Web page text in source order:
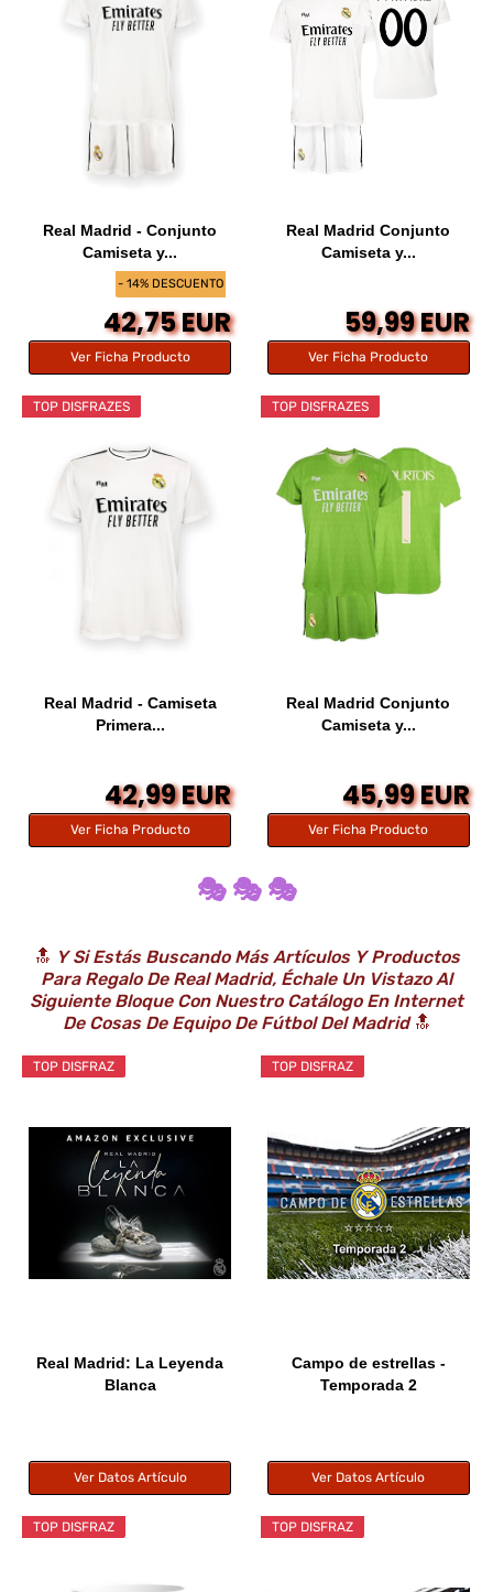
- 14% DESCUENTO
Real Madrid - Conjunto
Camiseta y...
42,75 EUR
Ver Ficha Producto
Real Madrid Conjunto
Camiseta y...
59,99 EUR
Ver Ficha Producto
TOP DISFRAZES
Real Madrid - Camiseta
Primera...
42,99 EUR
Ver Ficha Producto
TOP DISFRAZES
Real Madrid Conjunto
Camiseta y...
45,99 EUR
Ver Ficha Producto
🎭 🎭 🎭
🔝 Y Si Estás Buscando Más Artículos Y Productos
Para Regalo De Real Madrid, Échale Un Vistazo Al
Siguiente Bloque Con Nuestro Catálogo En Internet
De Cosas De Equipo De Fútbol Del Madrid🔝
TOP DISFRAZ
Real Madrid: La Leyenda
Blanca
Ver Datos Artículo
TOP DISFRAZ
Campo de estrellas -
Temporada 2
Ver Datos Artículo
TOP DISFRAZ TOP DISFRAZ